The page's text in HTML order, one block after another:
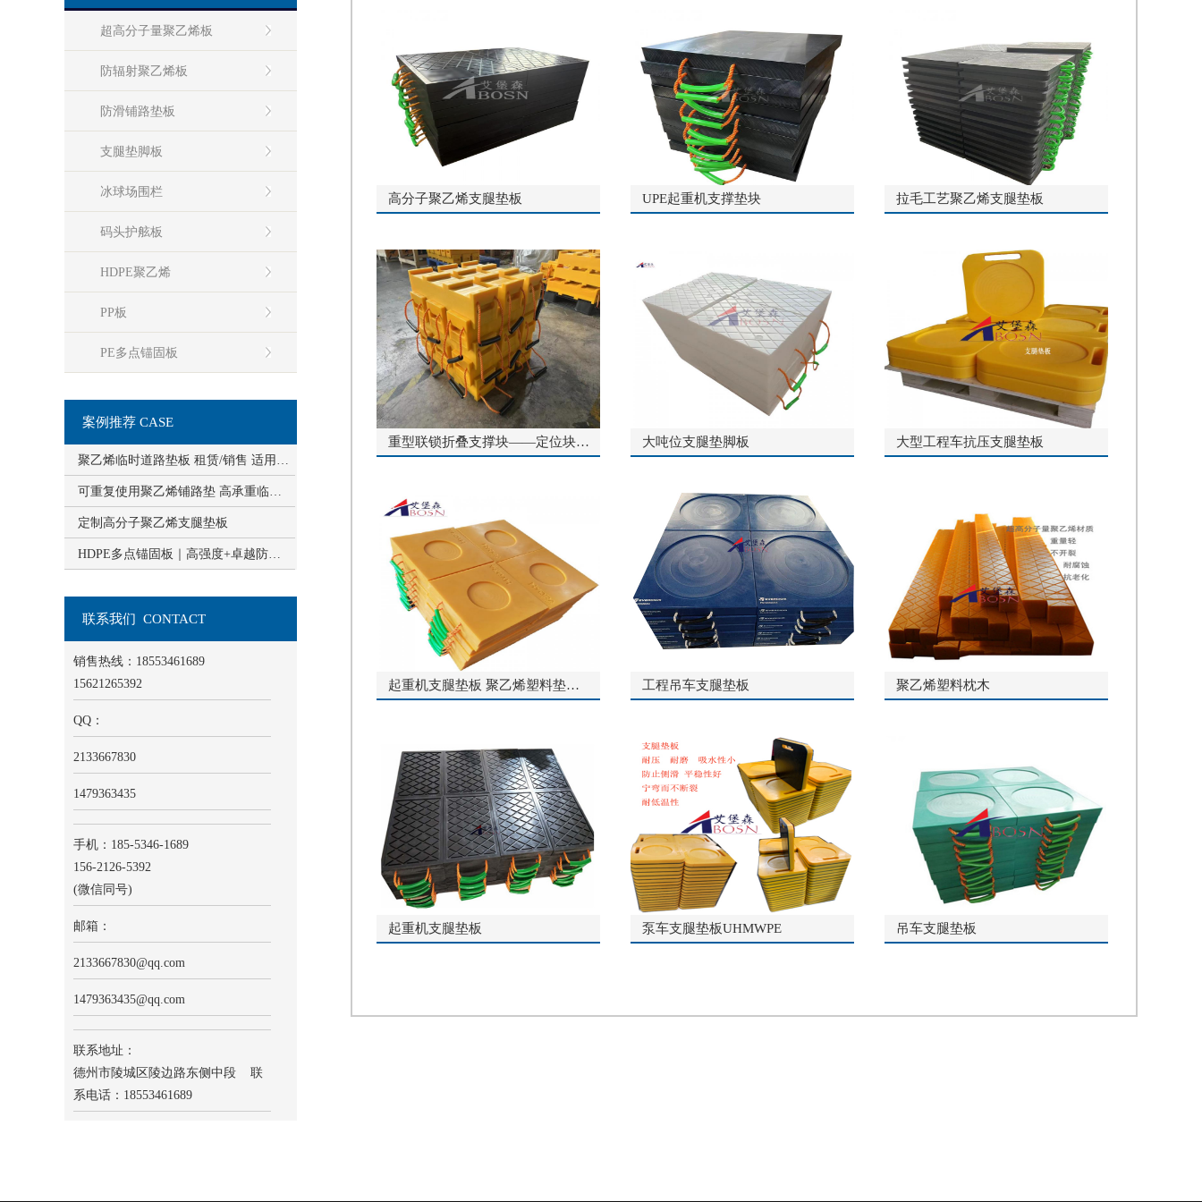
超高分子量聚乙烯板
防辐射聚乙烯板
防滑铺路垫板
支腿垫脚板
冰球场围栏
码头护舷板
HDPE聚乙烯
PP板
PE多点锚固板
案例推荐 CASE
定制高分子聚乙烯支腿垫板
联系我们 CONTACT
销售热线：18553461689
15621265392
QQ：
2133667830
1479363435
手机：185-5346-1689
156-2126-5392
(微信同号)
邮箱：
2133667830@qq.com
1479363435@qq.com
联系地址：
德州市陵城区陵边路东侧中段 联
系电话：18553461689
高分子聚乙烯支腿垫板 UPE起重机支撑垫块 拉毛工艺聚乙烯支腿垫板
重型联锁折叠支撑块——定位块系统ECOCRIB Cribbing Block 大吨位支腿垫脚板 大型工程车抗压支腿垫板
起重机支腿垫板 聚乙烯塑料垫脚板 工程吊车支腿垫板 聚乙烯塑料枕木
起重机支腿垫板 泵车支腿垫板UHMWPE 吊车支腿垫板